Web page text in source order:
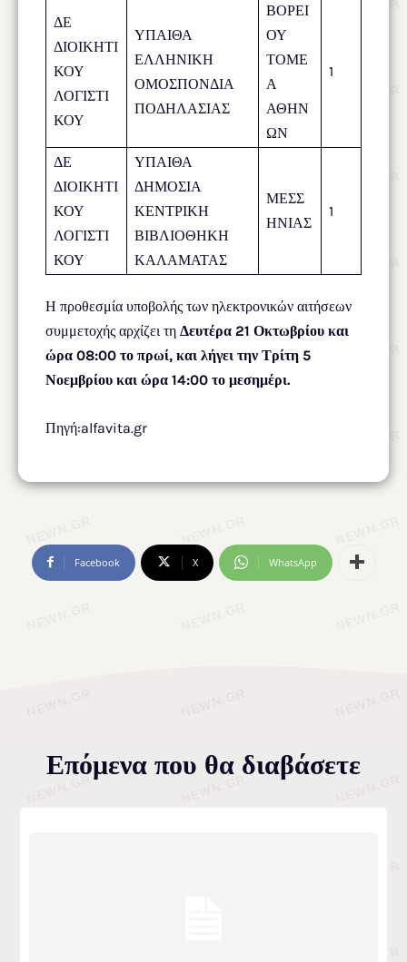
ΔΕ
ΔΙΟΙΚΗΤΙ
ΚΟΥ
ΛΟΓΙΣΤΙ
ΚΟΥ
ΥΠΑΙΘΑ
ΕΛΛΗΝΙΚΗ
ΟΜΟΣΠΟΝΔΙΑ
ΠΟΔΗΛΑΣΙΑΣ
ΒΟΡΕΙ
ΟΥ
ΤΟΜΕ
Α
ΑΘΗΝ
ΩΝ
1
ΔΕ
ΔΙΟΙΚΗΤΙ
ΚΟΥ
ΛΟΓΙΣΤΙ
ΚΟΥ
ΥΠΑΙΘΑ
ΔΗΜΟΣΙΑ
ΚΕΝΤΡΙΚΗ
ΒΙΒΛΙΟΘΗΚΗ
ΚΑΛΑΜΑΤΑΣ
ΜΕΣΣ
ΗΝΙΑΣ
1
Η προθεσμία υποβολής των ηλεκτρονικών αιτήσεων
συμμετοχής αρχίζει τη Δευτέρα 21 Οκτωβρίου και
ώρα 08:00 το πρωί, και λήγει την Τρίτη 5
Νοεμβρίου και ώρα 14:00 το μεσημέρι.
Πηγή:alfavita.gr
Facebook X WhatsApp
Επόμενα που θα διαβάσετε